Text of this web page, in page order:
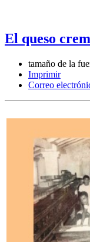
El queso
tamaño de la
Imprimir
Correo